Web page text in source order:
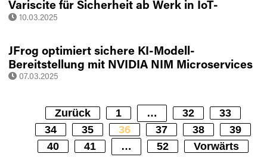
Variscite für Sicherheit ab Werk in IoT-
Geräten
10.03.2025
JFrog optimiert sichere KI-Modell-
Bereitstellung mit NVIDIA NIM Microservices
07.03.2025
Zurück 1 … 32
33
34
35 36 37 38
39
40
41 … 52 Vorwärts